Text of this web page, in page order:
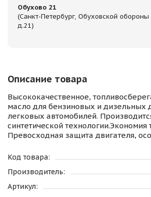
Обухово 21
(Санкт-Петербург, Обуховской обороны
д.21)
Описание товара
Высококачественное,
масло для бензиновых и дизельных
легковых автомобилей.
синтетической технологии.Экономия
Превосходная защита двигателя,
Код товара:
Производитель:
Артикул: